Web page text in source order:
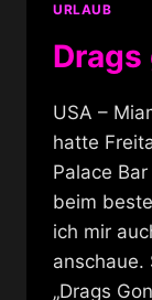
URLAUB
USA –
hatte
Palace
beim
ich mir
„Drags